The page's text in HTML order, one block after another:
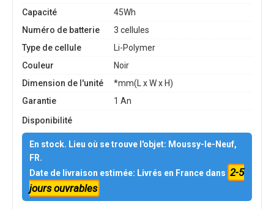
Capacité
45Wh
Numéro de batterie
3 cellules
Type de cellule
Li-Polymer
Couleur
Noir
Dimension de l'unité
*mm(L x W x H)
Garantie
1 An
Disponibilité
En stock. Lieu où se trouve l'objet: Moussy-le-Neuf,
FR.
Date de livraison estimée: Livrés en France dans 2-5
jours ouvrables